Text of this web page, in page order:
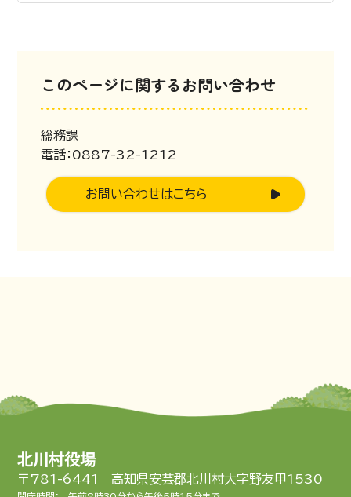
このページに関するお問い合わせ
総務課
電話：0887-32-1212
お問い合わせはこちら
北川村役場
〒781-6441 高知県安芸郡北川村大字野友甲1530